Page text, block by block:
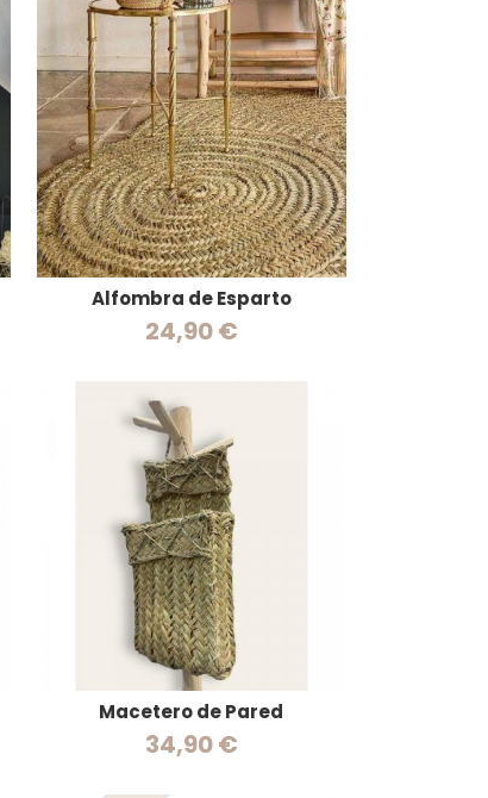
Alfombra de Esparto
24,90 €
Macetero de Pared
34,90 €